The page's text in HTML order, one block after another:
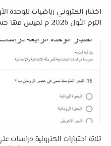
اختبار الكتروني رياضيات
الترم الأول 2026 م لميس مها حسن
ثلاثة اختبارات الكترونية دراسات